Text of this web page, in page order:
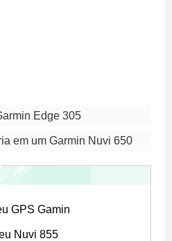
Edge 305
em um Garmin Nuvi 650
GPS Gamin
Nuvi 855